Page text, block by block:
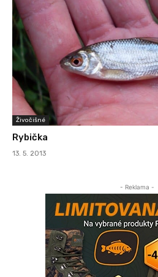
Živočišné
Rybička
13. 5. 2013
- Reklama -